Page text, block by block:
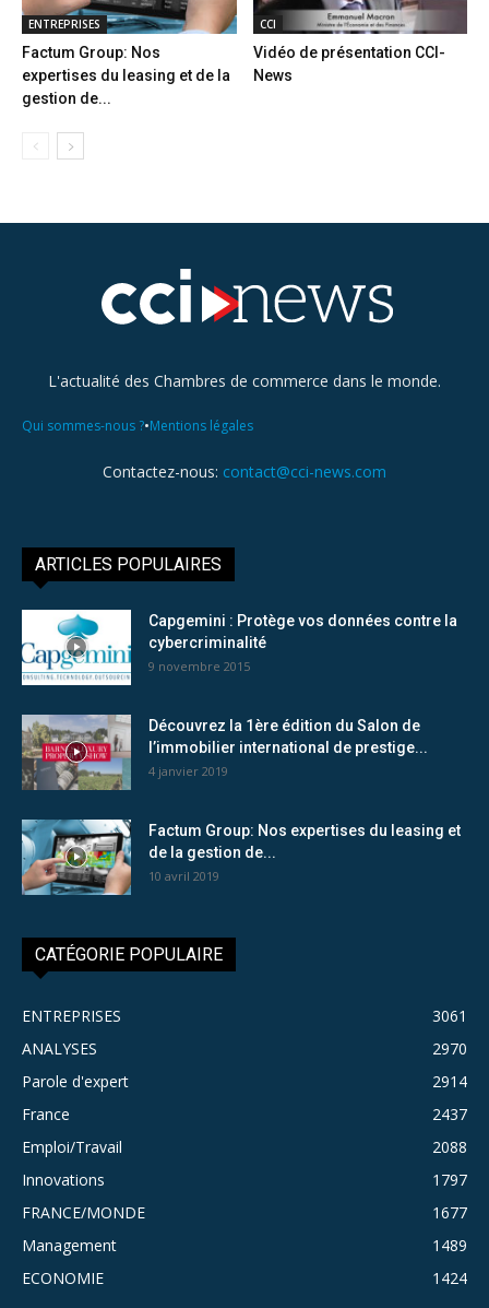
ENTREPRISES
Factum Group: Nos
expertises du leasing et de la
gestion de...
CCI
Vidéo de présentation CCI-
News
L'actualité des Chambres de commerce dans le monde.
Qui sommes-nous ?•Mentions légales
Contactez-nous: contact@cci-news.com
ARTICLES POPULAIRES
Capgemini : Protège vos données contre la
cybercriminalité
9 novembre 2015
Découvrez la 1ère édition du Salon de
l’immobilier international de prestige...
4 janvier 2019
Factum Group: Nos expertises du leasing et
de la gestion de...
10 avril 2019
CATÉGORIE POPULAIRE
ENTREPRISES
3061
ANALYSES
2970
Parole d'expert
2914
France
2437
Emploi/Travail
2088
Innovations
1797
FRANCE/MONDE
1677
Management
1489
ECONOMIE
1424